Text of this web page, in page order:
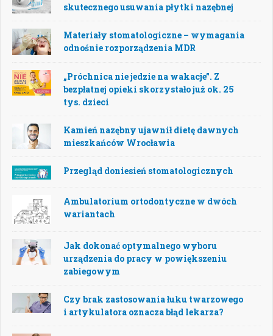
skutecznego usuwania płytki nazębnej
Materiały stomatologiczne – wymagania
odnośnie rozporządzenia MDR
„Próchnica nie jedzie na wakacje”. Z
bezpłatnej opieki skorzystało już ok. 25
tys. dzieci
Kamień nazębny ujawnił dietę dawnych
mieszkańców Wrocławia
Przegląd doniesień stomatologicznych
Ambulatorium ortodontyczne w dwóch
wariantach
Jak dokonać optymalnego wyboru
urządzenia do pracy w powiększeniu
zabiegowym
Czy brak zastosowania łuku twarzowego
i artykulatora oznacza błąd lekarza?